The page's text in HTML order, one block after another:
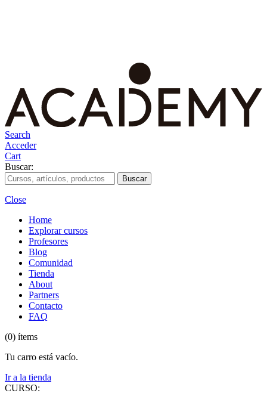
Search
Acceder
Cart
Buscar:
Close
Home
Explorar cursos
Profesores
Blog
Comunidad
Tienda
About
Partners
Contacto
FAQ
(0) ítems
Tu carro está vacío.
Ir a la tienda
CURSO: